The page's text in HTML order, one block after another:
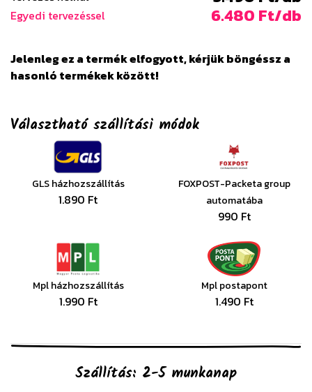
Egyedi tervezéssel 6.480 Ft/db
Jelenleg ez a termék elfogyott, kérjük böngéssz a
hasonló termékek között!
Választható szállítási módok
GLS házhozszállítás
1.890 Ft
FOXPOST-Packeta group
automatába
990 Ft
Mpl házhozszállítás
1.990 Ft
Mpl postapont
1.490 Ft
Szállítás: 2-5 munkanap